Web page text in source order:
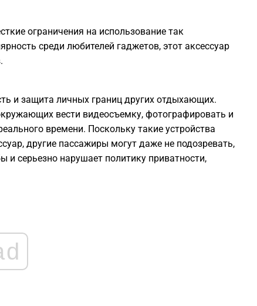
ограничения на использование так
среди любителей гаджетов, этот аксессуар
и защита личных границ других отдыхающих.
вести видеосъемку, фотографировать и
времени. Поскольку такие устройства
другие пассажиры могут даже не подозревать,
серьезно нарушает политику приватности,